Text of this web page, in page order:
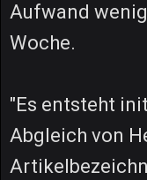
Aufwand
Woche.
"Es entsteht
Abgleich von